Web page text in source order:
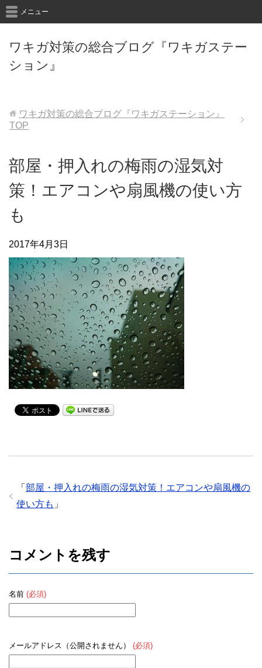
ワキガ対策の総合ブログ『ワキガステー
ション』
メニュー
ワキガ対策の総合ブログ『ワキガステーション』
TOP
部屋・押入れの梅雨の湿気対
策！エアコンや扇風機の使い方
も
2017年4月3日
「 部屋・押入れの梅雨の湿気対策！エアコンや扇風機の
使い方も 」
コメントを残す
名前 (必須)
メールアドレス（公開されません） (必須)